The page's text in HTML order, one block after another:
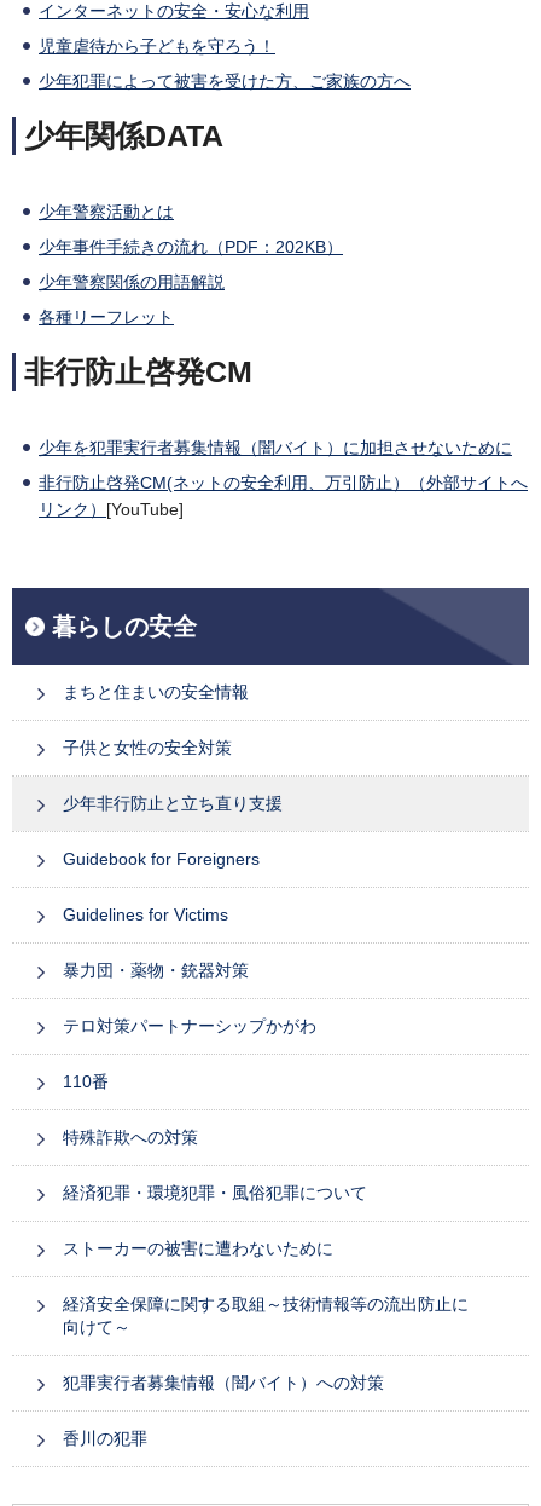
インターネットの安全・安心な利用
児童虐待から子どもを守ろう！
少年犯罪によって被害を受けた方、ご家族の方へ
少年関係DATA
少年警察活動とは
少年事件手続きの流れ（PDF：202KB）
少年警察関係の用語解説
各種リーフレット
非行防止啓発CM
少年を犯罪実行者募集情報（闇バイト）に加担させないために
非行防止啓発CM(ネットの安全利用、万引防止）（外部サイトへ
リンク） [YouTube]
暮らしの安全
まちと住まいの安全情報
子供と女性の安全対策
少年非行防止と立ち直り支援
Guidebook for Foreigners
Guidelines for Victims
暴力団・薬物・銃器対策
テロ対策パートナーシップかがわ
110番
特殊詐欺への対策
経済犯罪・環境犯罪・風俗犯罪について
ストーカーの被害に遭わないために
経済安全保障に関する取組～技術情報等の流出防止に
向けて～
犯罪実行者募集情報（闇バイト）への対策
香川の犯罪